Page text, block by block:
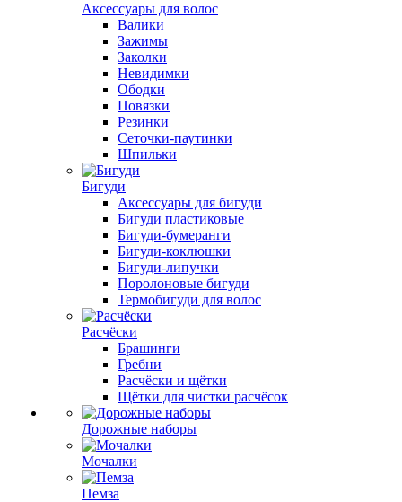
Аксессуары для волос
Валики
Зажимы
Заколки
Невидимки
Ободки
Повязки
Резинки
Сеточки-паутинки
Шпильки
Бигуди
Аксессуары для бигуди
Бигуди пластиковые
Бигуди-бумеранги
Бигуди-коклюшки
Бигуди-липучки
Поролоновые бигуди
Термобигуди для волос
Расчёски
Брашинги
Гребни
Расчёски и щётки
Щётки для чистки расчёсок
Дорожные наборы
Мочалки
Пемза